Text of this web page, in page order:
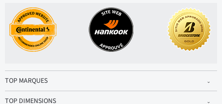
TOP MARQUES
TOP DIMENSIONS